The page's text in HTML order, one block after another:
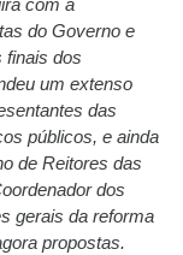
com a
do Governo e
finais dos
um extenso
das
públicos, e ainda
de Reitores das
dos
gerais da reforma
propostas.